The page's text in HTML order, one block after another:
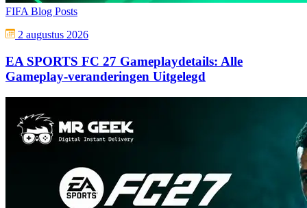
FIFA Blog Posts
2 augustus 2026
EA SPORTS FC 27 Gameplaydetails: Alle
Gameplay-veranderingen Uitgelegd